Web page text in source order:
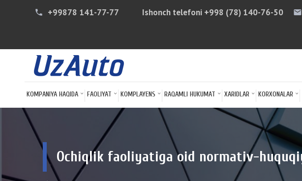
phone +99878 141-77-77 Ishonch telefoni +998 (78) 140-76-50 email
KOMPANIYA HAQIDA FAOLIYAT KOMPLAYENS RAQAMLI HUKUMAT XARIDLAR KORXONALAR
Ochiqlik faoliyatiga oid normativ-